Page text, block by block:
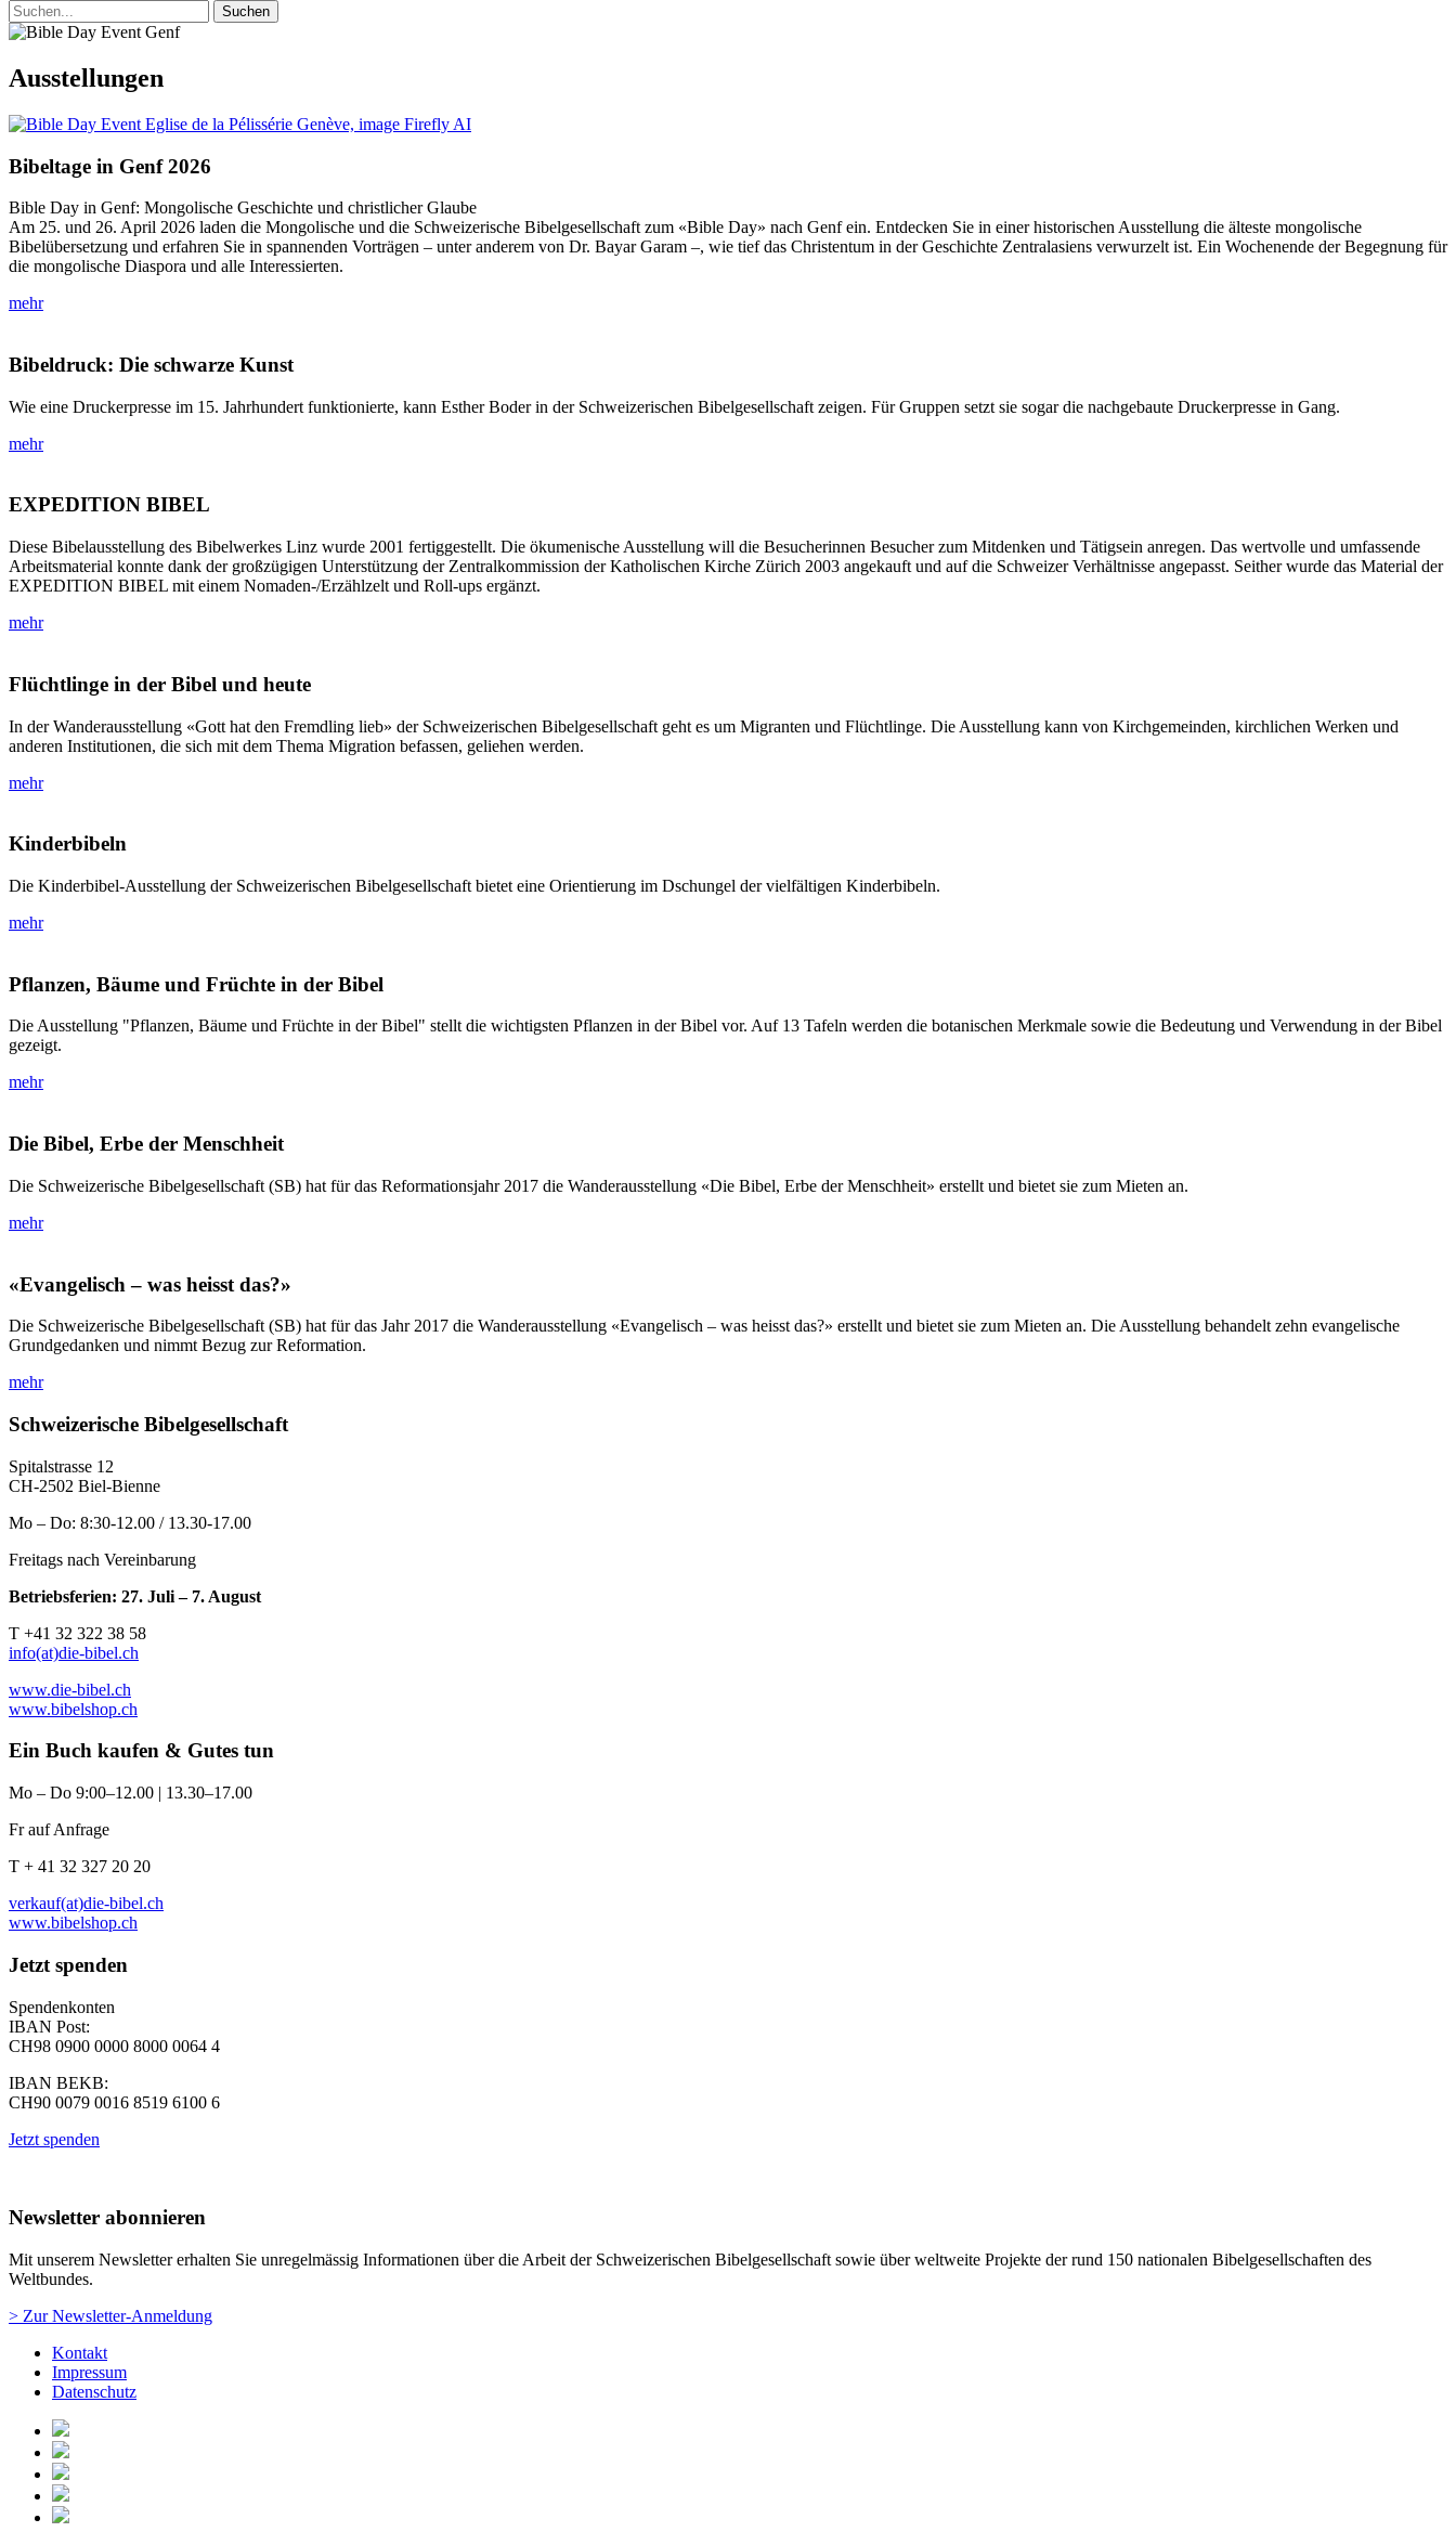
Ausstellungen
Bibeltage in Genf 2026
Bible Day in Genf: Mongolische Geschichte und christlicher Glaube
Am 25. und 26. April 2026 laden die Mongolische und die Schweizerische Bibelgesellschaft zum «Bible Day» nach Genf ein. Entdecken Sie in einer historischen Ausstellung die älteste mongolische
Bibelübersetzung und erfahren Sie in spannenden Vorträgen – unter anderem von Dr. Bayar Garam –, wie tief das Christentum in der Geschichte Zentralasiens verwurzelt ist. Ein Wochenende der Begegnung für
die mongolische Diaspora und alle Interessierten.
mehr
Bibeldruck: Die schwarze Kunst
Wie eine Druckerpresse im 15. Jahrhundert funktionierte, kann Esther Boder in der Schweizerischen Bibelgesellschaft zeigen. Für Gruppen setzt sie sogar die nachgebaute Druckerpresse in Gang.
mehr
EXPEDITION BIBEL
Diese Bibelausstellung des Bibelwerkes Linz wurde 2001 fertiggestellt. Die ökumenische Ausstellung will die Besucherinnen Besucher zum Mitdenken und Tätigsein anregen. Das wertvolle und umfassende
Arbeitsmaterial konnte dank der großzügigen Unterstützung der Zentralkommission der Katholischen Kirche Zürich 2003 angekauft und auf die Schweizer Verhältnisse angepasst. Seither wurde das Material der
EXPEDITION BIBEL mit einem Nomaden-/Erzählzelt und Roll-ups ergänzt.
mehr
Flüchtlinge in der Bibel und heute
In der Wanderausstellung «Gott hat den Fremdling lieb» der Schweizerischen Bibelgesellschaft geht es um Migranten und Flüchtlinge. Die Ausstellung kann von Kirchgemeinden, kirchlichen Werken und
anderen Institutionen, die sich mit dem Thema Migration befassen, geliehen werden.
mehr
Kinderbibeln
Die Kinderbibel-Ausstellung der Schweizerischen Bibelgesellschaft bietet eine Orientierung im Dschungel der vielfältigen Kinderbibeln.
mehr
Pflanzen, Bäume und Früchte in der Bibel
Die Ausstellung "Pflanzen, Bäume und Früchte in der Bibel" stellt die wichtigsten Pflanzen in der Bibel vor. Auf 13 Tafeln werden die botanischen Merkmale sowie die Bedeutung und Verwendung in der Bibel
gezeigt.
mehr
Die Bibel, Erbe der Menschheit
Die Schweizerische Bibelgesellschaft (SB) hat für das Reformationsjahr 2017 die Wanderausstellung «Die Bibel, Erbe der Menschheit» erstellt und bietet sie zum Mieten an.
mehr
«Evangelisch – was heisst das?»
Die Schweizerische Bibelgesellschaft (SB) hat für das Jahr 2017 die Wanderausstellung «Evangelisch – was heisst das?» erstellt und bietet sie zum Mieten an. Die Ausstellung behandelt zehn evangelische
Grundgedanken und nimmt Bezug zur Reformation.
mehr
Schweizerische Bibelgesellschaft
Spitalstrasse 12
CH-2502 Biel-Bienne
Mo – Do: 8:30-12.00 / 13.30-17.00
Freitags nach Vereinbarung
Betriebsferien: 27. Juli – 7. August
T +41 32 322 38 58
info(at)die-bibel.ch
www.die-bibel.ch
www.bibelshop.ch
Ein Buch kaufen & Gutes tun
Mo – Do 9:00–12.00 | 13.30–17.00
Fr auf Anfrage
T + 41 32 327 20 20
verkauf(at)die-bibel.ch
www.bibelshop.ch
Jetzt spenden
Spendenkonten
IBAN Post:
CH98 0900 0000 8000 0064 4
IBAN BEKB:
CH90 0079 0016 8519 6100 6
Jetzt spenden
Newsletter abonnieren
Mit unserem Newsletter erhalten Sie unregelmässig Informationen über die Arbeit der Schweizerischen Bibelgesellschaft sowie über weltweite Projekte der rund 150 nationalen Bibelgesellschaften des
Weltbundes.
> Zur Newsletter-Anmeldung
Kontakt
Impressum
Datenschutz